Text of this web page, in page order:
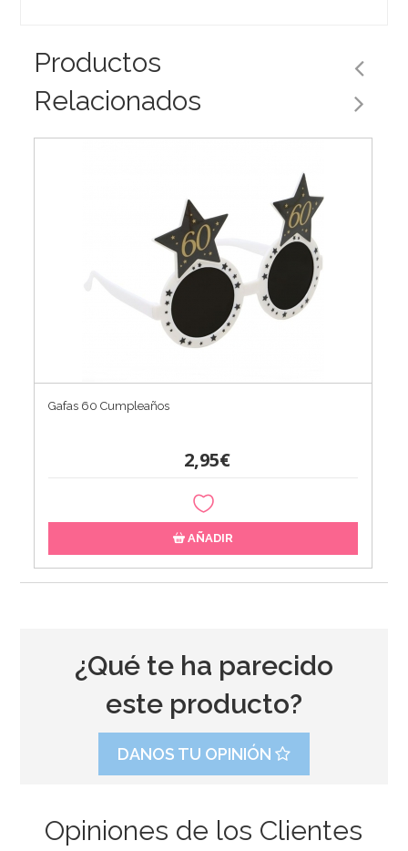
Productos
Relacionados
Gafas 60 Cumpleaños
2,95€
AÑADIR
¿Qué te ha parecido
este producto?
DANOS TU OPINIÓN
Opiniones de los Clientes